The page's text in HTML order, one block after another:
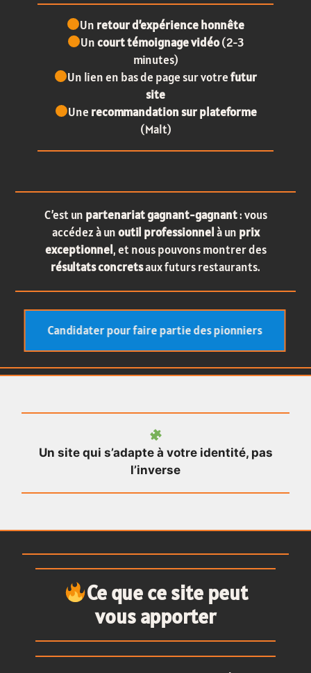
Un retour d’expérience honnête
Uncourt témoignage vidéo(2-3
minutes)
Un lien en bas de page sur votrefutur
site
Une recommandation sur plateforme
(Malt)
C’est un partenariat gagnant-gagnant: vous
accédez à unoutil professionnelà un prix
exceptionnel, et nous pouvons montrer des
résultats concretsaux futurs restaurants.
Candidater pour faire partie des pionniers
Entièrement personnalisé selon votre
établissement et votre style
Ce que ce site peut
vous apporter